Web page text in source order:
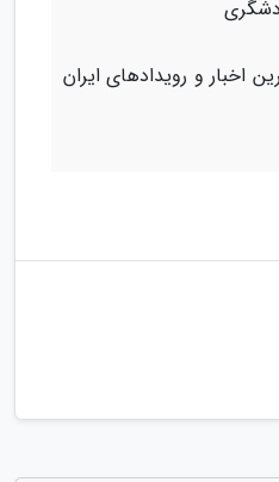
اخبار و رویدادهای ایران